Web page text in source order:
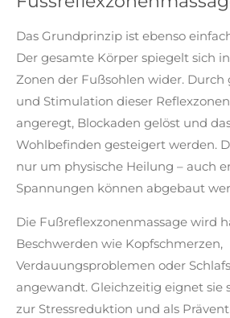
Das Grundprinzip ist ebenso
Der gesamte Körper spiegelt sich
Zonen der Fußsohlen wider. Durch
und Stimulation dieser
angeregt, Blockaden gelöst und
Wohlbefinden gesteigert werden.
nur um physische Heilung – auch
Spannungen können abgebaut
Die Fußreflexzonenmassage wird
Beschwerden wie Kopfschmerzen,
Verdauungsproblemen oder
angewandt. Gleichzeitig eignet sie
zur Stressreduktion und als